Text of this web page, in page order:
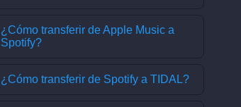
¿Cómo transferir de Apple Music a
Spotify?
¿Cómo transferir de Spotify a TIDAL?